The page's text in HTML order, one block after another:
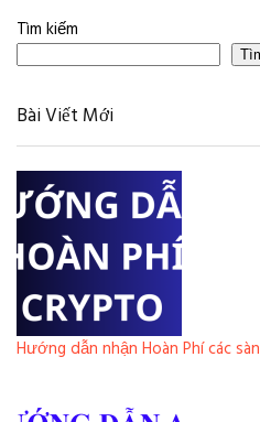
Tìm kiếm
Bài Viết Mới
Hướng dẫn nhận Hoàn Phí các